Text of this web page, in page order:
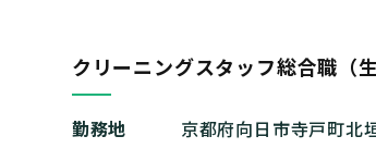
クリーニングスタッフ総合職（生
勤務地 京都府向日市寺戸町北